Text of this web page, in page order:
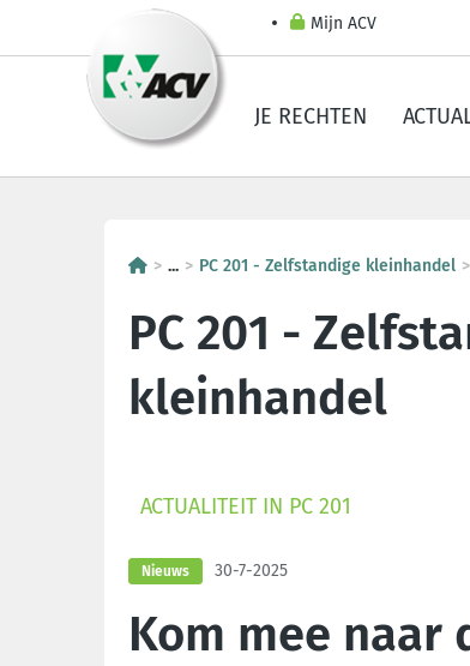
Mijn ACV
JE RECHTEN
... PC 201 - Zelfstandige kleinhandel
PC 201 -
kleinhandel
ACTUALITEIT IN PC 201
Nieuws 30-7-2025
Kom mee naar